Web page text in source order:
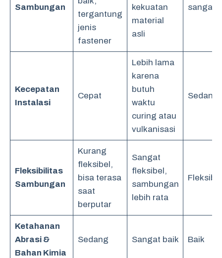
Sambungan
tergantung
jenis
fastener
kekuatan
material
asli
sangat
Kecepatan
Instalasi
Cepat
Lebih lama
karena
butuh
waktu
curing atau
vulkanisasi
Sedang
Fleksibilitas
Sambungan
Kurang
fleksibel,
bisa terasa
saat
berputar
Sangat
fleksibel,
sambungan
lebih rata
Fleksibel
Ketahanan
Abrasi &
Bahan Kimia
Sedang Sangat baik Baik